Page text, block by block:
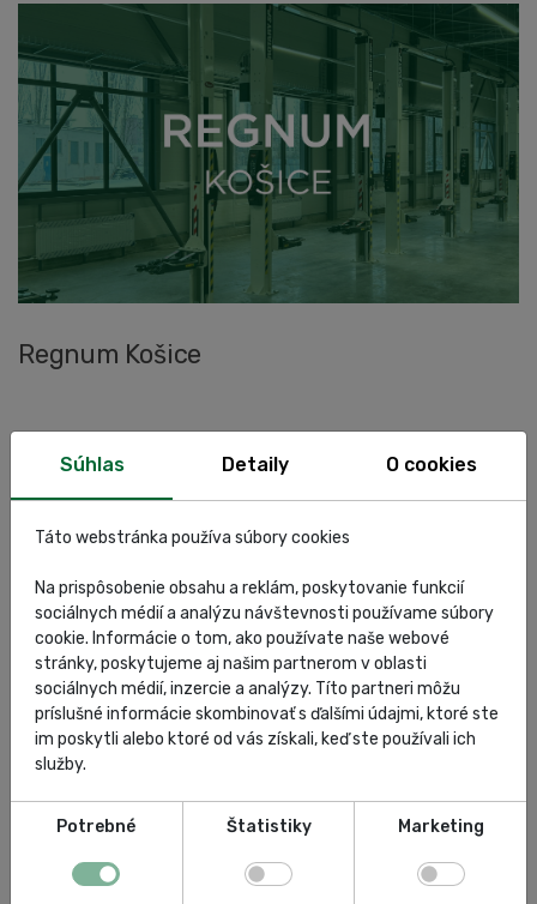
Regnum Košice
Referencie 30.07.2026
Regnum Košice, autorizovaný predaj a servis BMW, je náš
zariaďovaní ich nového servisu. Tentokrát sme im
dodávali:zdviháky ROTARY SPOA40E-BMW: 10 ks elektro-hyd...
Zobraziť článok
Súhlas Detaily O cookies
Táto webstránka používa súbory cookies
Na prispôsobenie obsahu a reklám, poskytovanie funkcií
sociálnych médií a analýzu návštevnosti používame súbory
cookie. Informácie o tom, ako používate naše webové
stránky, poskytujeme aj našim partnerom v oblasti
sociálnych médií, inzercie a analýzy. Títo partneri môžu
príslušné informácie skombinovať s ďalšími údajmi, ktoré ste
im poskytli alebo ktoré od vás získali, keď ste používali ich
služby.
Potrebné Štatistiky Marketing